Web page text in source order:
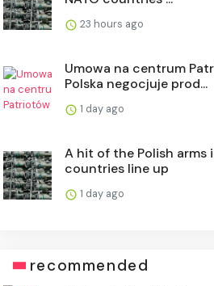
23 hours ago
Umowa na centrum
Polska negocjuje prod...
1 day ago
A hit of the Polish arms
countries line up
1 day ago
recommended